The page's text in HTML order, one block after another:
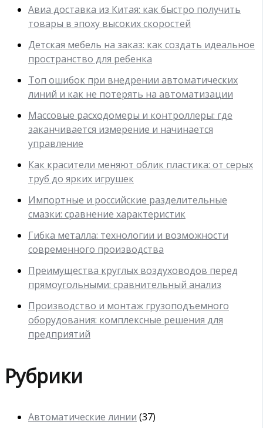
Авиа доставка из Китая: как быстро получить
товары в эпоху высоких скоростей
Детская мебель на заказ: как создать идеальное
пространство для ребенка
Топ ошибок при внедрении автоматических
линий и как не потерять на автоматизации
Массовые расходомеры и контроллеры: где
заканчивается измерение и начинается
управление
Как красители меняют облик пластика: от серых
труб до ярких игрушек
Импортные и российские разделительные
смазки: сравнение характеристик
Гибка металла: технологии и возможности
современного производства
Преимущества круглых воздуховодов перед
прямоугольными: сравнительный анализ
Производство и монтаж грузоподъемного
оборудования: комплексные решения для
предприятий
Рубрики
Автоматические линии (37)